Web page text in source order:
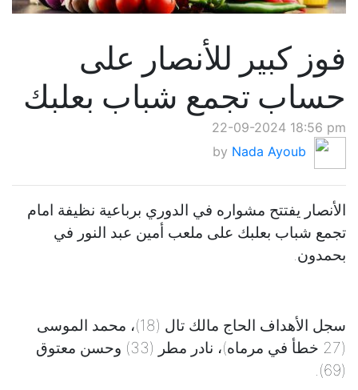
فوز كبير للأنصار على
حساب تجمع شباب بعلبك
22-09-2024 18:56 pm
by Nada Ayoub
الأنصار يفتتح مشواره في الدوري برباعية نظيفة امام
تجمع شباب بعلبك على ملعب أمين عبد النور في
بحمدون.
سجل الأهداف الحاج مالك تال (18)، محمد الموسى
(27 خطأ في مرماه)، نادر مطر (33) وحسن معتوق
(69).